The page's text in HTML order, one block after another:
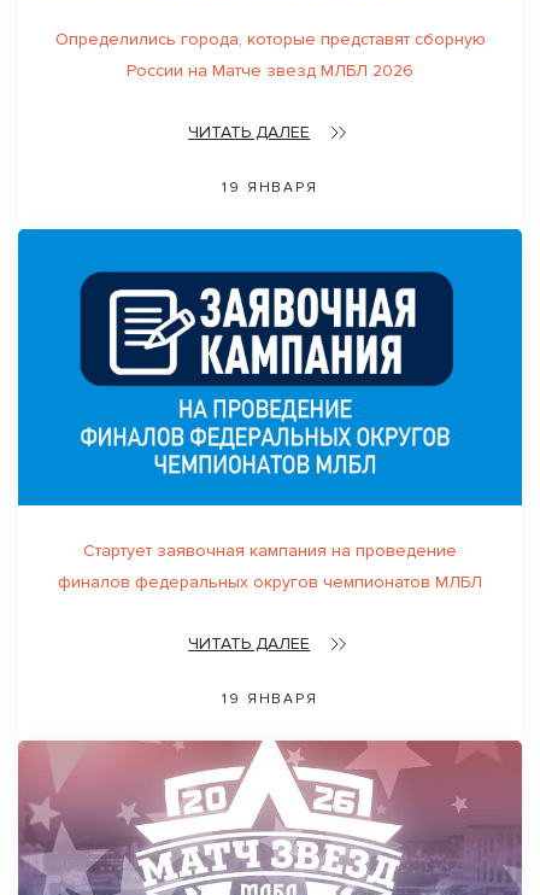
Определились города, которые представят сборную
России на Матче звезд МЛБЛ 2026
ЧИТАТЬ ДАЛЕЕ
19 ЯНВАРЯ
Стартует заявочная кампания на проведение
финалов федеральных округов чемпионатов МЛБЛ
ЧИТАТЬ ДАЛЕЕ
19 ЯНВАРЯ